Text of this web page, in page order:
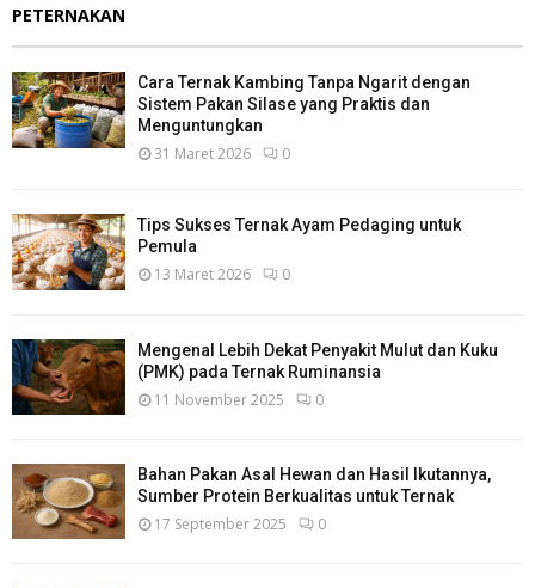
PETERNAKAN
Cara Ternak Kambing Tanpa Ngarit dengan
Sistem Pakan Silase yang Praktis dan
Menguntungkan
31 Maret 2026 0
Tips Sukses Ternak Ayam Pedaging untuk
Pemula
13 Maret 2026 0
Mengenal Lebih Dekat Penyakit Mulut dan Kuku
(PMK) pada Ternak Ruminansia
11 November 2025 0
Bahan Pakan Asal Hewan dan Hasil Ikutannya,
Sumber Protein Berkualitas untuk Ternak
17 September 2025 0